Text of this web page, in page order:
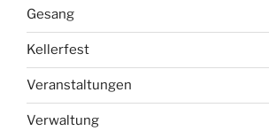
Gesang
Kellerfest
Veranstaltungen
Verwaltung